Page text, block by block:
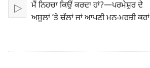
ਚਲਾਓ
ਮੈਂ ਨਿਹਚਾ ਕਿਉਂ ਕਰਦਾ ਹਾਂ?—ਪਰਮੇਸ਼ੁਰ ਦੇ
ਅਸੂਲਾਂ ʼਤੇ ਚੱਲਾਂ ਜਾਂ ਆਪਣੀ ਮਨ-ਮਰਜ਼ੀ ਕਰਾਂ